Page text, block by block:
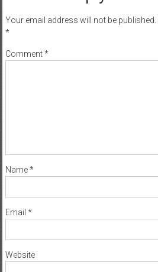
Your email address will not be published.
*
Comment*
Name*
Email *
Website